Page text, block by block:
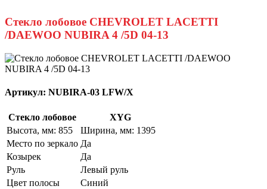
Стекло лобовое CHEVROLET LACETTI
/DAEWOO NUBIRA 4 /5D 04-13
Артикул: NUBIRA-03 LFW/X
Стекло лобовое
XYG
Высота, мм: 855
Ширина, мм: 1395
Место по зеркало Да
Козырек
Да
Руль
Левый руль
Цвет полосы
Синий